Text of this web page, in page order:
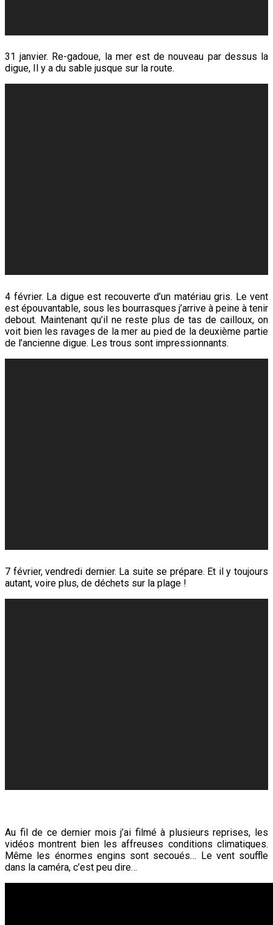
31 janvier. Re-gadoue, la mer est de nouveau par dessus la
digue, Il y a du sable jusque sur la route.
4 février. La digue est recouverte d’un matériau gris. Le vent
est épouvantable, sous les bourrasques j’arrive à peine à tenir
debout. Maintenant qu’il ne reste plus de tas de cailloux, on
voit bien les ravages de la mer au pied de la deuxième partie
de l’ancienne digue. Les trous sont impressionnants.
7 février, vendredi dernier. La suite se prépare. Et il y toujours
autant, voire plus, de déchets sur la plage !
Au fil de ce dernier mois j’ai filmé à plusieurs reprises, les
vidéos montrent bien les affreuses conditions climatiques.
Même les énormes engins sont secoués… Le vent souffle
dans la caméra, c’est peu dire…